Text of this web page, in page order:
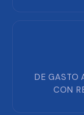
DE GASTO
CON